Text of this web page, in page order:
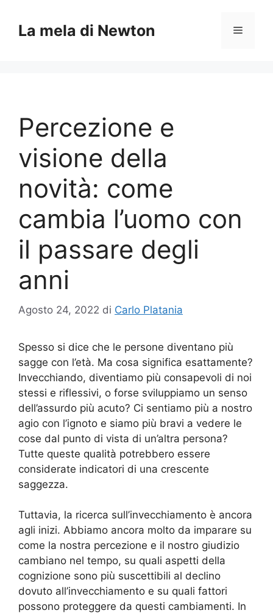
contenuto
La mela di Newton Menu
Percezione e
visione della
novità: come
cambia l’uomo con
il passare degli
anni
Agosto 24, 2022 di Carlo Platania
Spesso si dice che le persone diventano più
sagge con l’età. Ma cosa significa esattamente?
Invecchiando, diventiamo più consapevoli di noi
stessi e riflessivi, o forse sviluppiamo un senso
dell’assurdo più acuto? Ci sentiamo più a nostro
agio con l’ignoto e siamo più bravi a vedere le
cose dal punto di vista di un’altra persona?
Tutte queste qualità potrebbero essere
considerate indicatori di una crescente
saggezza.
Tuttavia, la ricerca sull’invecchiamento è ancora
agli inizi. Abbiamo ancora molto da imparare su
come la nostra percezione e il nostro giudizio
cambiano nel tempo, su quali aspetti della
cognizione sono più suscettibili al declino
dovuto all’invecchiamento e su quali fattori
possono proteggere da questi cambiamenti. In